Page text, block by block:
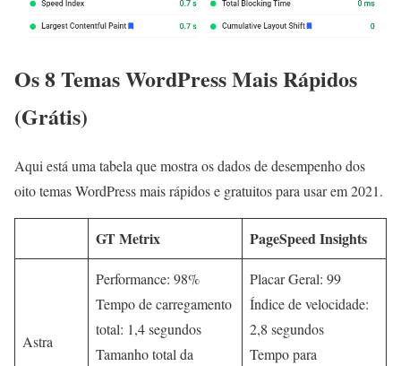
Os 8 Temas WordPress Mais Rápidos
(Grátis)
Aqui está uma tabela que mostra os dados de desempenho dos
oito temas WordPress mais rápidos e gratuitos para usar em 2021.
GT Metrix PageSpeed Insights
Astra
Performance: 98%
Tempo de carregamento
total: 1,4 segundos
Tamanho total da
Placar Geral: 99
Índice de velocidade:
2,8 segundos
Tempo para